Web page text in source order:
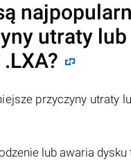
utraty
.LXA?
przyczyny utraty
lub awaria dysku